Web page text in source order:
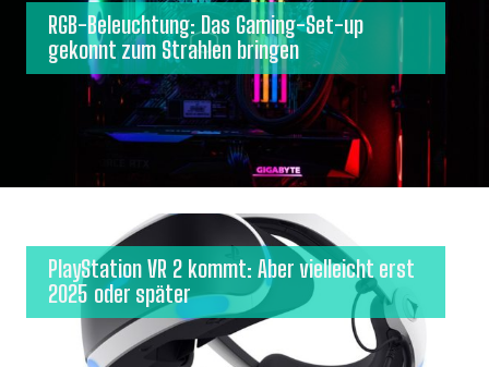
RGB-Beleuchtung: Das Gaming-Set-up
gekonnt zum Strahlen bringen
PlayStation VR 2 kommt: Aber vielleicht erst
2025 oder später